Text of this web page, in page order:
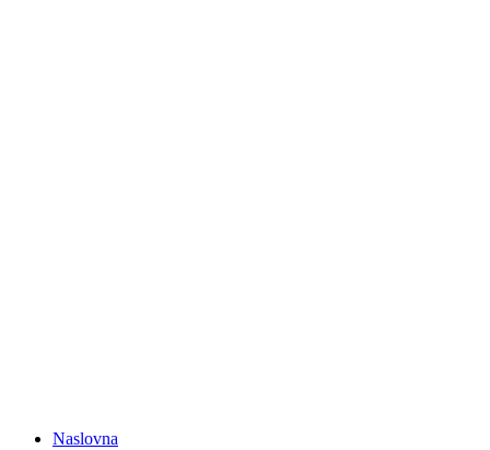
Naslovna